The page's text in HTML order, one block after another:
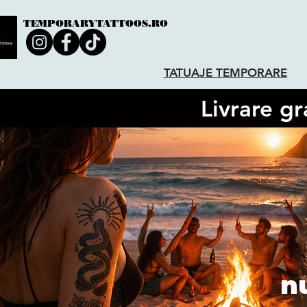
TEMPORARYTATTOOS.RO
TATUAJE TEMPORARE
Livrare